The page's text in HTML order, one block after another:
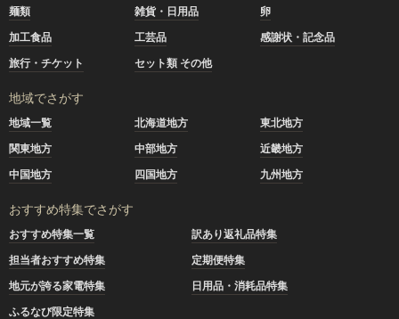
麺類
雑貨・日用品
卵
加工食品
工芸品
感謝状・記念品
旅行・チケット
セット類 その他
地域でさがす
地域一覧 北海道地方
東北地方
関東地方
中部地方
近畿地方
中国地方
四国地方 九州地方
おすすめ特集でさがす
おすすめ特集一覧
訳あり返礼品特集
担当者おすすめ特集
定期便特集
地元が誇る家電特集
日用品・消耗品特集
ふるなび限定特集